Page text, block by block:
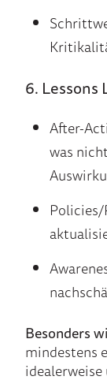
6. Lessons
After-
was
Policies/
Besonders
mindestens